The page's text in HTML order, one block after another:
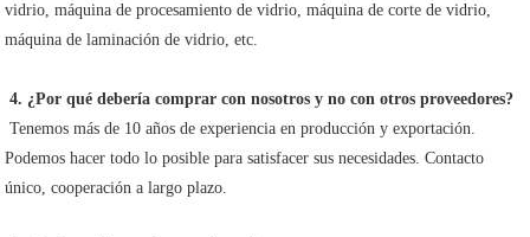
vidrio, máquina de procesamiento de vidrio, máquina de corte de vidrio,
máquina de laminación de vidrio, etc.
4. ¿Por qué debería comprar con nosotros y no con otros proveedores?
Podemos hacer todo lo posible para satisfacer sus necesidades. Contacto
único, cooperación a largo plazo.